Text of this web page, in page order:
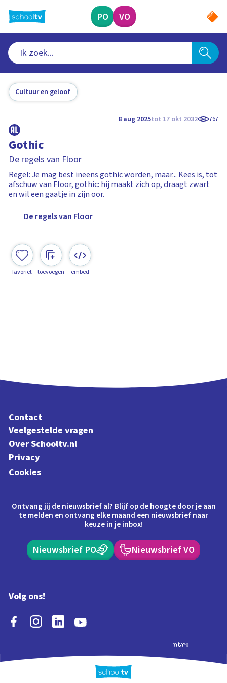
naar
hoofdinhoud
PO VO
Cultuur en geloof
8 aug 2025tot 17 okt 2032 767
Gothic
De regels van Floor
Regel: Je mag best ineens gothic worden, maar... Kees is, tot
afschuw van Floor, gothic: hij maakt zich op, draagt zwart
en wil een gaatje in zijn oor.
De regels van Floor
favoriet toevoegen embed
Contact
Veelgestelde vragen
Over Schooltv.nl
Privacy
Cookies
Ontvang jij de nieuwsbrief al? Blijf op de hoogte door je aan
te melden en ontvang elke maand een nieuwsbrief naar
keuze in je inbox!
Nieuwsbrief PO Nieuwsbrief VO
Volg ons!